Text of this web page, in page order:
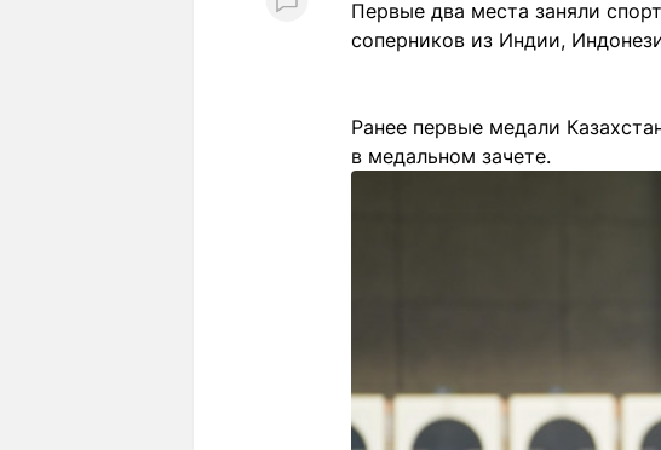
Первые два места заняли
соперников из Индии,
Ранее первые медали
в медальном зачете.